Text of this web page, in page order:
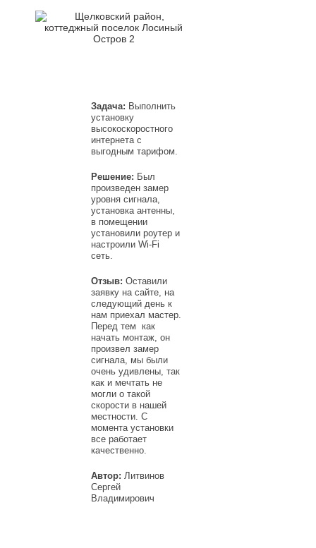
Задача: Выполнить
установку
высокоскоростного
интернета с
выгодным тарифом.
Решение: Был
произведен замер
уровня сигнала,
установка антенны,
в помещении
установили роутер и
настроили Wi-Fi
сеть.
Отзыв: Оставили
заявку на сайте, на
следующий день к
нам приехал мастер.
Перед тем как
начать монтаж, он
произвел замер
сигнала, мы были
очень удивлены, так
как и мечтать не
могли о такой
скорости в нашей
местности. С
момента установки
все работает
качественно.
Автор: Литвинов
Сергей
Владимирович